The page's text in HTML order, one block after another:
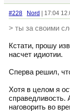
#228 Nord | 17:04
> ты за своими
Кстати, прошу
насчет идиотии.
Сперва решил,
Хотя в целом я
справедливость.
наговорить во